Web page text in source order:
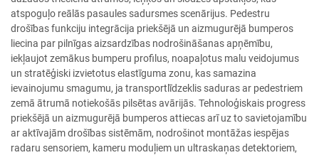
atspoguļo reālās pasaules sadursmes scenārijus. Pedestru
drošības funkciju integrācija priekšējā un aizmugurējā bumperos
liecina par pilnīgas aizsardzības nodrošināšanas apņēmību,
iekļaujot zemākus bumperu profilus, noapaļotus malu veidojumus
un stratēģiski izvietotus elastīguma zonu, kas samazina
ievainojumu smagumu, ja transportlīdzeklis saduras ar pedestriem
zemā ātrumā notiekošās pilsētas avārijās. Tehnoloģiskais progress
priekšējā un aizmugurējā bumperos attiecas arī uz to savietojamību
ar aktīvajām drošības sistēmām, nodrošinot montāžas iespējas
radaru sensoriem, kameru moduļiem un ultraskaņas detektoriem,